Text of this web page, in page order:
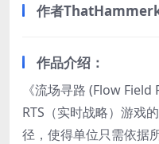
作者
作品介绍：
《流场寻路 (Flow
RTS（实时战略）游戏
径，使得单位只需依据